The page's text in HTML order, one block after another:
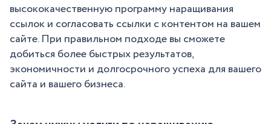
высококачественную программу наращивания
ссылок и согласовать ссылки с контентом на вашем
сайте. При правильном подходе вы сможете
добиться более быстрых результатов,
экономичности и долгосрочного успеха для вашего
сайта и вашего бизнеса.